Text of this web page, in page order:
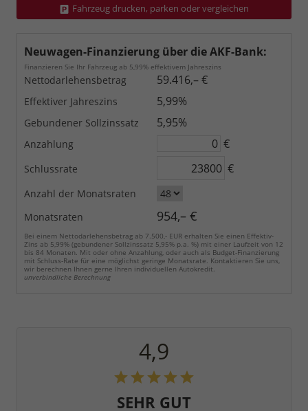
Fahrzeug drucken, parken oder vergleichen
Neuwagen-Finanzierung über die AKF-Bank:
Finanzieren Sie Ihr Fahrzeug ab 5,99% effektivem Jahreszins
Nettodarlehensbetrag 59.416,– €
Effektiver Jahreszins 5,99%
Gebundener Sollzinssatz 5,95%
Anzahlung €
Schlussrate €
Anzahl der Monatsraten
Monatsraten
954,– €
Bei einem Nettodarlehensbetrag ab 7.500,- EUR erhalten Sie einen Effektiv-
Zins ab 5,99% (gebundener Sollzinssatz 5,95% p.a. %) mit einer Laufzeit von 12
bis 84 Monaten. Mit oder ohne Anzahlung, oder auch als Budget-Finanzierung
mit Schluss-Rate für eine möglichst geringe Monatsrate. Kontaktieren Sie uns,
wir berechnen Ihnen gerne Ihren individuellen Autokredit.
unverbindliche Berechnung
4,9
SEHR GUT